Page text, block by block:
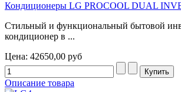
Кондиционеры LG PROCOOL DUAL
Стильный и функциональный бытовой
кондиционер в ...
Цена: 42650,00 руб
Описание товара